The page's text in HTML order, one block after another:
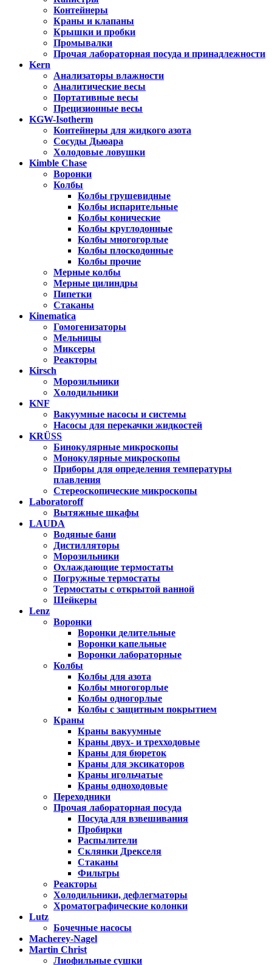
Контейнеры
Краны и клапаны
Крышки и пробки
Промывалки
Прочая лабораторная посуда и принадлежности
Kern
Анализаторы влажности
Аналитические весы
Портативные весы
Прецизионные весы
KGW-Isotherm
Контейнеры для жидкого азота
Сосуды Дьюара
Холодовые ловушки
Kimble Chase
Воронки
Колбы
Колбы грушевидные
Колбы испарительные
Колбы конические
Колбы круглодонные
Колбы многогорлые
Колбы плоскодонные
Колбы прочие
Мерные колбы
Мерные цилиндры
Пипетки
Стаканы
Kinematica
Гомогенизаторы
Мельницы
Миксеры
Реакторы
Kirsch
Морозильники
Холодильники
KNF
Вакуумные насосы и системы
Насосы для перекачки жидкостей
KRÜSS
Бинокулярные микроскопы
Монокулярные микроскопы
Приборы для определения температуры
плавления
Стереоскопические микроскопы
Laboratoroff
Вытяжные шкафы
LAUDA
Водяные бани
Дистилляторы
Морозильники
Охлаждающие термостаты
Погружные термостаты
Термостаты с открытой ванной
Шейкеры
Lenz
Воронки
Воронки делительные
Воронки капельные
Воронки лабораторные
Колбы
Колбы для азота
Колбы многогорлые
Колбы одногорлые
Колбы с защитным покрытием
Краны
Краны вакуумные
Краны двух- и трехходовые
Краны для бюреток
Краны для эксикаторов
Краны игольчатые
Краны одноходовые
Переходники
Прочая лабораторная посуда
Посуда для взвешивания
Пробирки
Распылители
Склянки Дрекселя
Стаканы
Фильтры
Реакторы
Холодильники, дефлегматоры
Хроматографические колонки
Lutz
Бочечные насосы
Macherey-Nagel
Martin Christ
Лиофильные сушки